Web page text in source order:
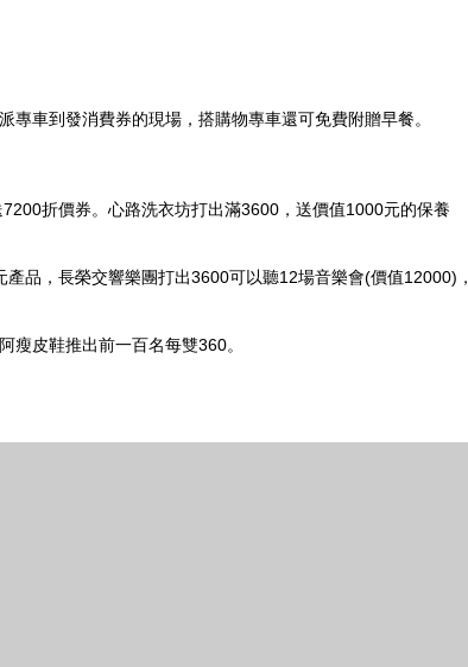
車到發消費券的現場，搭購物專車還可免費附贈早餐。
折價券。心路洗衣坊打出滿3600，送價值1000元的保養
品，長榮交響樂團打出3600可以聽12場音樂會(價值12000)，
瘦皮鞋推出前一百名每雙360。